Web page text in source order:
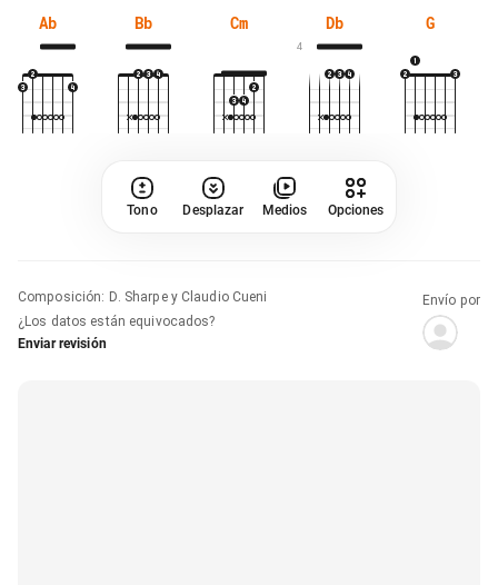
Ab Bb Cm Db
4
G
Tono Desplazar Medios Opciones
Composición: D. Sharpe y Claudio Cueni
¿Los datos están equivocados?
Enviar revisión
Envío por